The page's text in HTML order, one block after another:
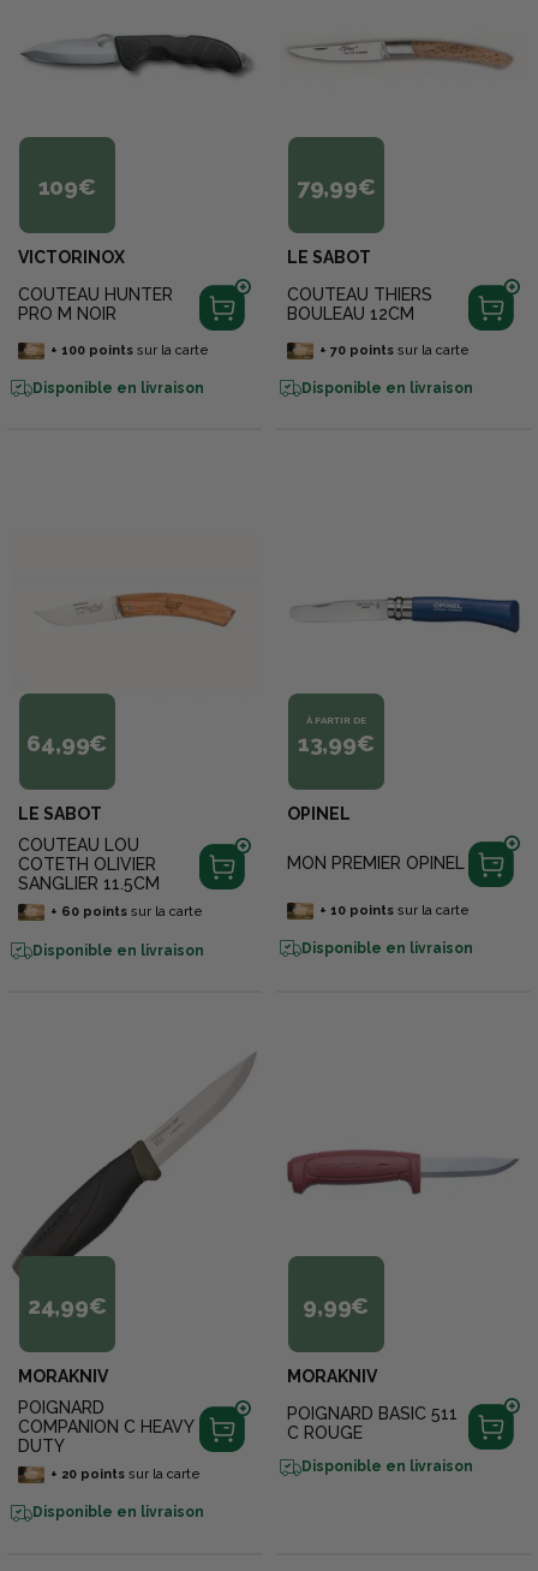
109€
VICTORINOX
COUTEAU HUNTER
PRO M NOIR
+ 100pointssur la carte
Disponible en livraison
79,99€
LE SABOT
COUTEAU THIERS
BOULEAU 12CM
+ 70pointssur la carte
Disponible en livraison
64,99€
LE SABOT
COUTEAU LOU
COTETH OLIVIER
SANGLIER 11.5CM
+ 60pointssur la carte
Disponible en livraison
À PARTIR DE
13,99€
OPINEL
MON PREMIER OPINEL
+ 10pointssur la carte
Disponible en livraison
24,99€
MORAKNIV
POIGNARD
COMPANION C HEAVY
DUTY
+ 20pointssur la carte
Disponible en livraison
9,99€
MORAKNIV
POIGNARD BASIC 511
C ROUGE
Disponible en livraison